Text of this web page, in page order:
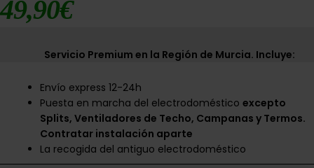
49,90€
Servicio Premium en la Región de Murcia. Incluye:
Envío express 12-24h
Puesta en marcha del electrodomésticoexcepto
Splits, Ventiladores de Techo, Campanas y Termos.
Contratar instalación aparte
La recogida del antiguo electrodoméstico